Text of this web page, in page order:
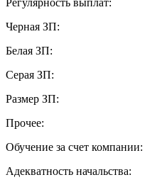
Регулярность выплат:
Черная ЗП:
Белая ЗП:
Серая ЗП:
Размер ЗП:
Прочее:
Обучение за счет компании:
Адекватность начальства: